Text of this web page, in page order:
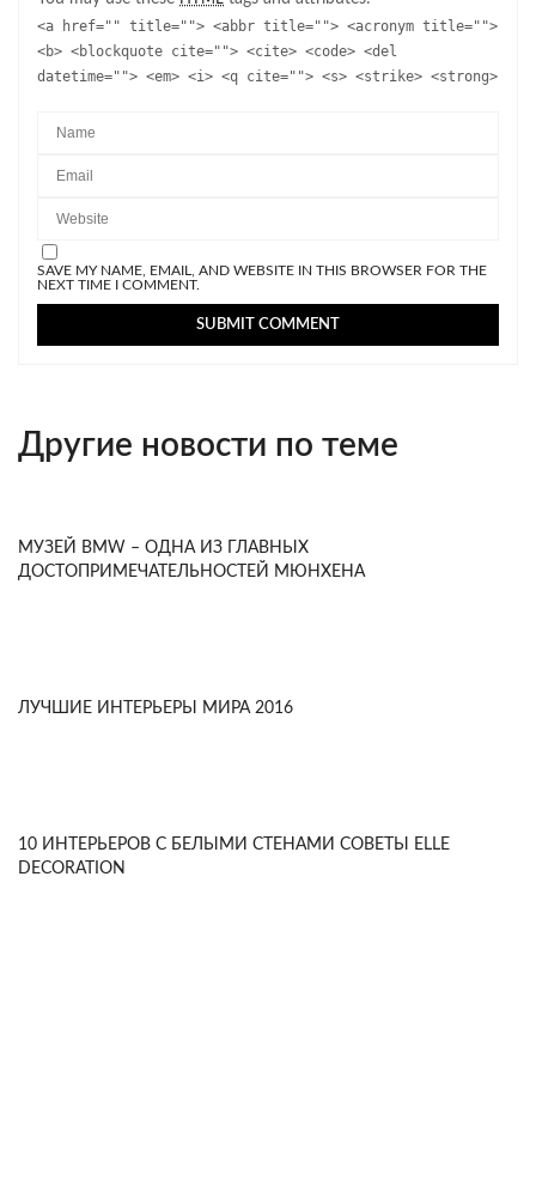
<a href="" title=""> <abbr title=""> <acronym title="">
<b> <blockquote cite=""> <cite> <code> <del
datetime=""> <em> <i> <q cite=""> <s> <strike> <strong>
SAVE MY NAME, EMAIL, AND WEBSITE IN THIS BROWSER FOR THE
NEXT TIME I COMMENT.
Другие новости по теме
МУЗЕЙ BMW – ОДНА ИЗ ГЛАВНЫХ
ДОСТОПРИМЕЧАТЕЛЬНОСТЕЙ МЮНХЕНА
ЛУЧШИЕ ИНТЕРЬЕРЫ МИРА 2016
10 ИНТЕРЬЕРОВ С БЕЛЫМИ СТЕНАМИ СОВЕТЫ ELLE
DECORATION